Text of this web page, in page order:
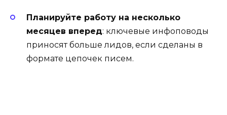
Планируйте работу на несколько
месяцев вперед: ключевые инфоповоды
приносят больше лидов, если сделаны в
формате цепочек писем.